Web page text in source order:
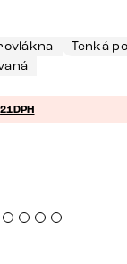
Tenká
21DPH